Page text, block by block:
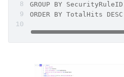
GROUP BY SecurityRuleID
ORDER BY TotalHits DESC